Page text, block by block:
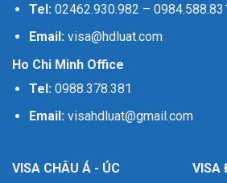
Tel: 02462.930.982 –
Email: visa@hdluat.com
Ho Chi Minh Office
Tel: 0988.378.381
Email: visahdluat@gmail.com
VISA CHÂU Á - ÚC
VISA